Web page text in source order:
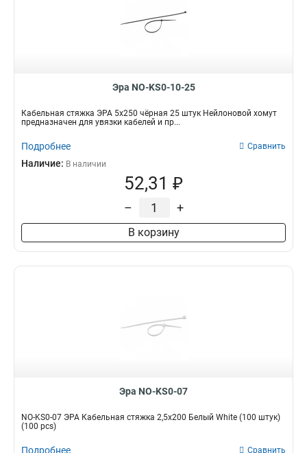
Эра NO-KS0-10-25
Кабельная стяжка ЭРА 5x250 чёрная 25 штук Нейлоновой хомут
предназначен для увязки кабелей и пр...
Подробнее Сравнить
Наличие: В наличии
52,31 ₽
– +
В корзину
Эра NO-KS0-07
NO-KS0-07 ЭРА Кабельная стяжка 2,5х200 Белый White (100 штук)
(100 pcs)
Подробнее Сравнить